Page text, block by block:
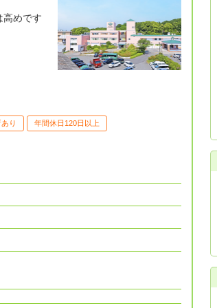
めです
り 年間休日120日以上